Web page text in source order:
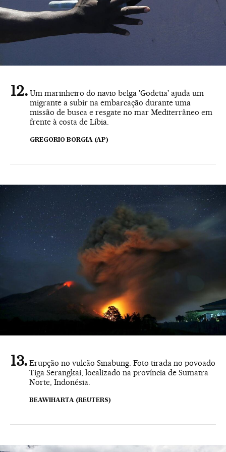
Um marinheiro do navio belga 'Godetia' ajuda um
migrante a subir na embarcação durante uma
missão de busca e resgate no mar Mediterrâneo em
frente à costa de Líbia.
GREGORIO BORGIA (AP)
Erupção no vulcão Sinabung. Foto tirada no povoado
Tiga Serangkai, localizado na província de Sumatra
Norte, Indonésia.
BEAWIHARTA (REUTERS)